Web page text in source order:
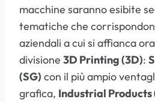
macchine saranno esibite
tematiche che
aziendali a cui si affianca
divisione 3D Printing (3D):
(SG) con il più ampio
grafica, Industrial Products